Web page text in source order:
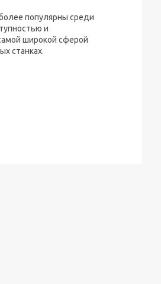
популярны среди
и
широкой сферой
станках.